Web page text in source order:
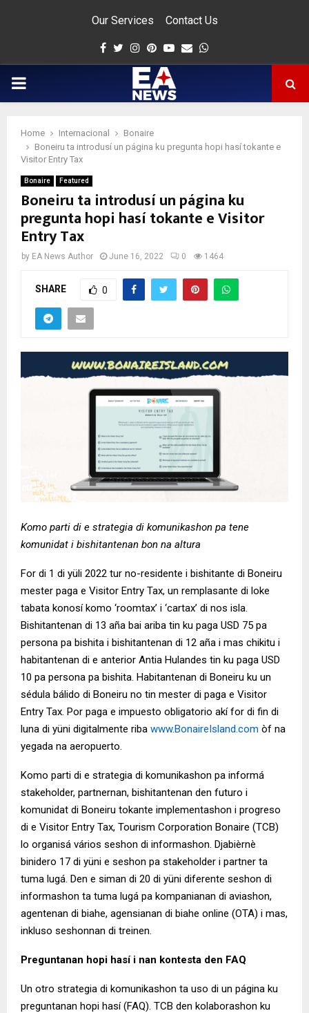
Our Services Contact Us
Facebook
Twitter
Instagram
Pinterest
Youtube
Email
PRIMARY
Home Internacional
Bonaire
Boneiru ta introdusí un página ku pregunta hopi hasí tokante e
Visitor Entry Tax
Bonaire Featured
Boneiru ta introdusí un página ku
pregunta hopi hasí tokante e Visitor
Entry Tax
by EA News Author June 16, 2022 0 1464
SHARE 0
Komo parti di e strategia di komunikashon pa tene
komunidat i bishitantenan bon na altura
For di 1 di yüli 2022 tur no-residente i bishitante di Boneiru
mester paga e Visitor Entry Tax, un remplasante di loke
tabata konosí komo ‘roomtax’ i ‘cartax’ di nos isla.
Bishitantenan di 13 aña bai ariba tin ku paga USD 75 pa
persona pa bishita i bishitantenan di 12 aña i mas chikitu i
habitantenan di e anterior Antia Hulandes tin ku paga USD
10 pa persona pa bishita. Habitantenan di Boneiru ku un
sédula bálido di Boneiru no tin mester di paga e Visitor
Entry Tax. Por paga e impuesto obligatorio akí for di fin di
luna di yüni digitalmente riba www.BonaireIsland.com òf na
yegada na aeropuerto.
Komo parti di e strategia di komunikashon pa informá
stakeholder, partnernan, bishitantenan den futuro i
komunidat di Boneiru tokante implementashon i progreso
di e Visitor Entry Tax, Tourism Corporation Bonaire (TCB)
lo organisá vários seshon di informashon. Djabièrnè
binidero 17 di yüni e seshon pa stakeholder i partner ta
tuma lugá. Den e siman di 20 di yüni diferente seshon di
informashon ta tuma lugá pa kompanianan di aviashon,
agentenan di biahe, agensianan di biahe online (OTA) i mas,
inkluso seshonnan di treinen.
Preguntanan hopi hasí i nan kontesta den FAQ
Un otro strategia di komunikashon ta uso di un página ku
preguntanan hopi hasí (FAQ). TCB den kolaborashon ku